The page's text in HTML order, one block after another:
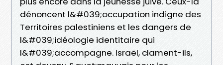
dénoncent l&#039;occupation indigne des
Territoires palestiniens et les dangers de
l&#039;idéologie identitaire qui
l&#039;accompagne. Israël, clament-ils,